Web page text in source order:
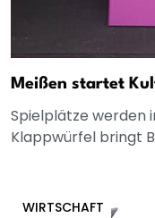
Meißen startet
Spielplätze werden
Klappwürfel bringt
WIRTSCHAFT